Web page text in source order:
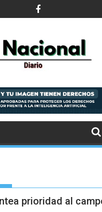
prioridad al